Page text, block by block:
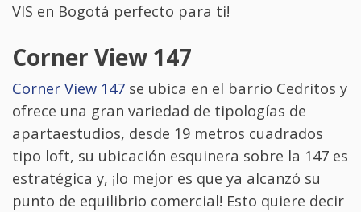
VIS en Bogotá perfecto para ti!
Corner View 147
Corner View 147 se ubica en el barrio Cedritos y
ofrece una gran variedad de tipologías de
apartaestudios, desde 19 metros cuadrados
tipo loft, su ubicación esquinera sobre la 147 es
estratégica y, ¡lo mejor es que ya alcanzó su
punto de equilibrio comercial! Esto quiere decir